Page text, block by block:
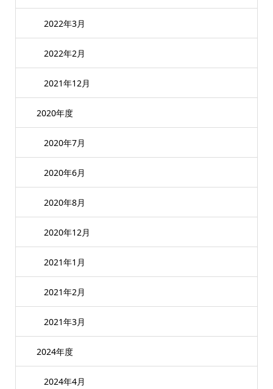
2022年3月
2022年2月
2021年12月
2020年度
2020年7月
2020年6月
2020年8月
2020年12月
2021年1月
2021年2月
2021年3月
2024年度
2024年4月